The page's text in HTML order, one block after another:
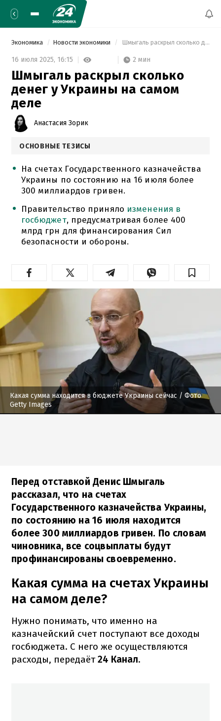
Экономика Новости экономики Шмыгаль раскрыл сколько денег у Украины на самом деле
16 июля 2025, 16:15 2 мин
Шмыгаль раскрыл сколько
денег у Украины на самом
деле
Анастасия Зорик
ОСНОВНЫЕ ТЕЗИСЫ
На счетах Государственного казначейства
Украины по состоянию на 16 июля более
300 миллиардов гривен.
Правительство приняло изменения в
госбюджет, предусматривая более 400
млрд грн для финансирования Сил
безопасности и обороны.
Какая сумма находится в бюджете Украины сейчас / Фото
Getty Images
Перед отставкой Денис Шмыгаль
рассказал, что на счетах
Государственного казначейства Украины,
по состоянию на 16 июля находится
более 300 миллиардов гривен. По словам
чиновника, все соцвыплаты будут
профинансированы своевременно.
Какая сумма на счетах Украины
на самом деле?
Нужно понимать, что именно на
казначейский счет поступают все доходы
госбюджета. С него же осуществляются
расходы, передаёт24 Канал.